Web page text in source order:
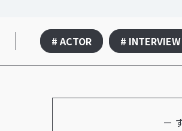
# ACTOR # INTERVIEW